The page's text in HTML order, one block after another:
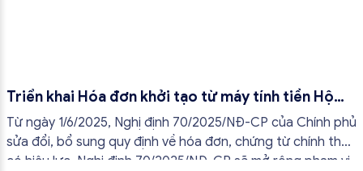
Triển khai Hóa đơn khởi tạo từ máy tính tiền Hộ
kinh doanh từ tháng 7/2025
Từ ngày 1/6/2025, Nghị định 70/2025/NĐ-CP của Chính phủ
sửa đổi, bổ sung quy định về hóa đơn, chứng từ chính thức
có hiệu lực. Nghị định 70/2025/NĐ-CP sẽ mở rộng phạm vi